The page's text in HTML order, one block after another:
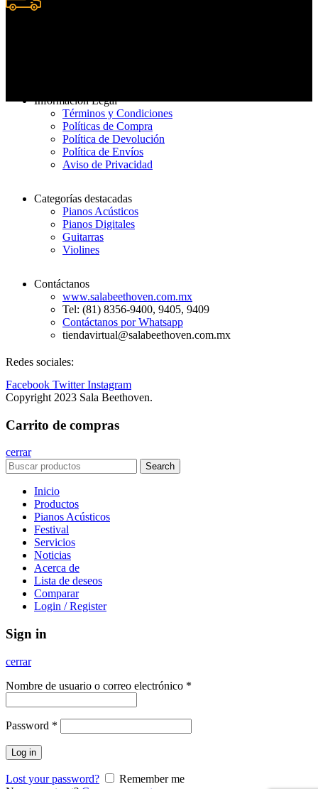
Información Legal
Términos y Condiciones
Políticas de Compra
Política de Devolución
Política de Envíos
Aviso de Privacidad
Categorías destacadas
Pianos Acústicos
Pianos Digitales
Guitarras
Violines
Contáctanos
www.salabeethoven.com.mx
Tel: (81) 8356-9400, 9405, 9409
Contáctanos por Whatsapp
tiendavirtual@salabeethoven.com.mx
Redes sociales:
Facebook Twitter Instagram
Copyright 2023 Sala Beethoven.
Carrito de compras
cerrar
Search
Inicio
Productos
Pianos Acústicos
Festival
Servicios
Noticias
Acerca de
Lista de deseos
Comparar
Login / Register
Sign in
cerrar
Nombre de usuario o correo electrónico *
Password *
Log in
Lost your password?
Remember me